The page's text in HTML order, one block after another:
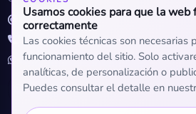
Usamos cookies para que la web
correctamente
Las cookies técnicas son necesarias
funcionamiento del sitio. Solo
analíticas, de personalización o
Puedes consultar el detalle en
info@openclima.com
919 32 73 23
+34 623 56 04 93 (WhatsApp)